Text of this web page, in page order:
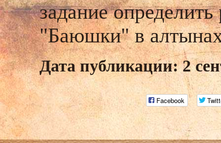
задание
"Баюшки" в
Дата публикации: 2
Facebook